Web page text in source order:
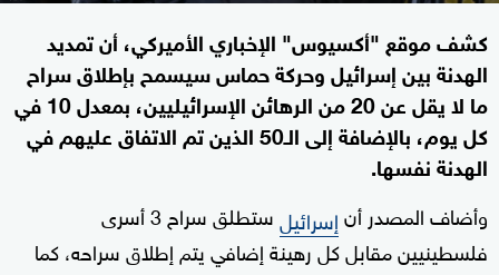
كشف موقع "أكسيوس" الإخباري الأميركي، أن تمديد
الهدنة بين إسرائيل وحركة حماس سيسمح بإطلاق سراح
ما لا يقل عن 20 من الرهائن الإسرائيليين، بمعدل 10 في
كل يوم، بالإضافة إلى الـ50 الذين تم الاتفاق عليهم في
الهدنة نفسها.
وأضاف المصدر أنإسرائيل
ستطلق سراح 3 أسرى
فلسطينيين مقابل كل رهينة إضافي يتم إطلاق سراحه، كما